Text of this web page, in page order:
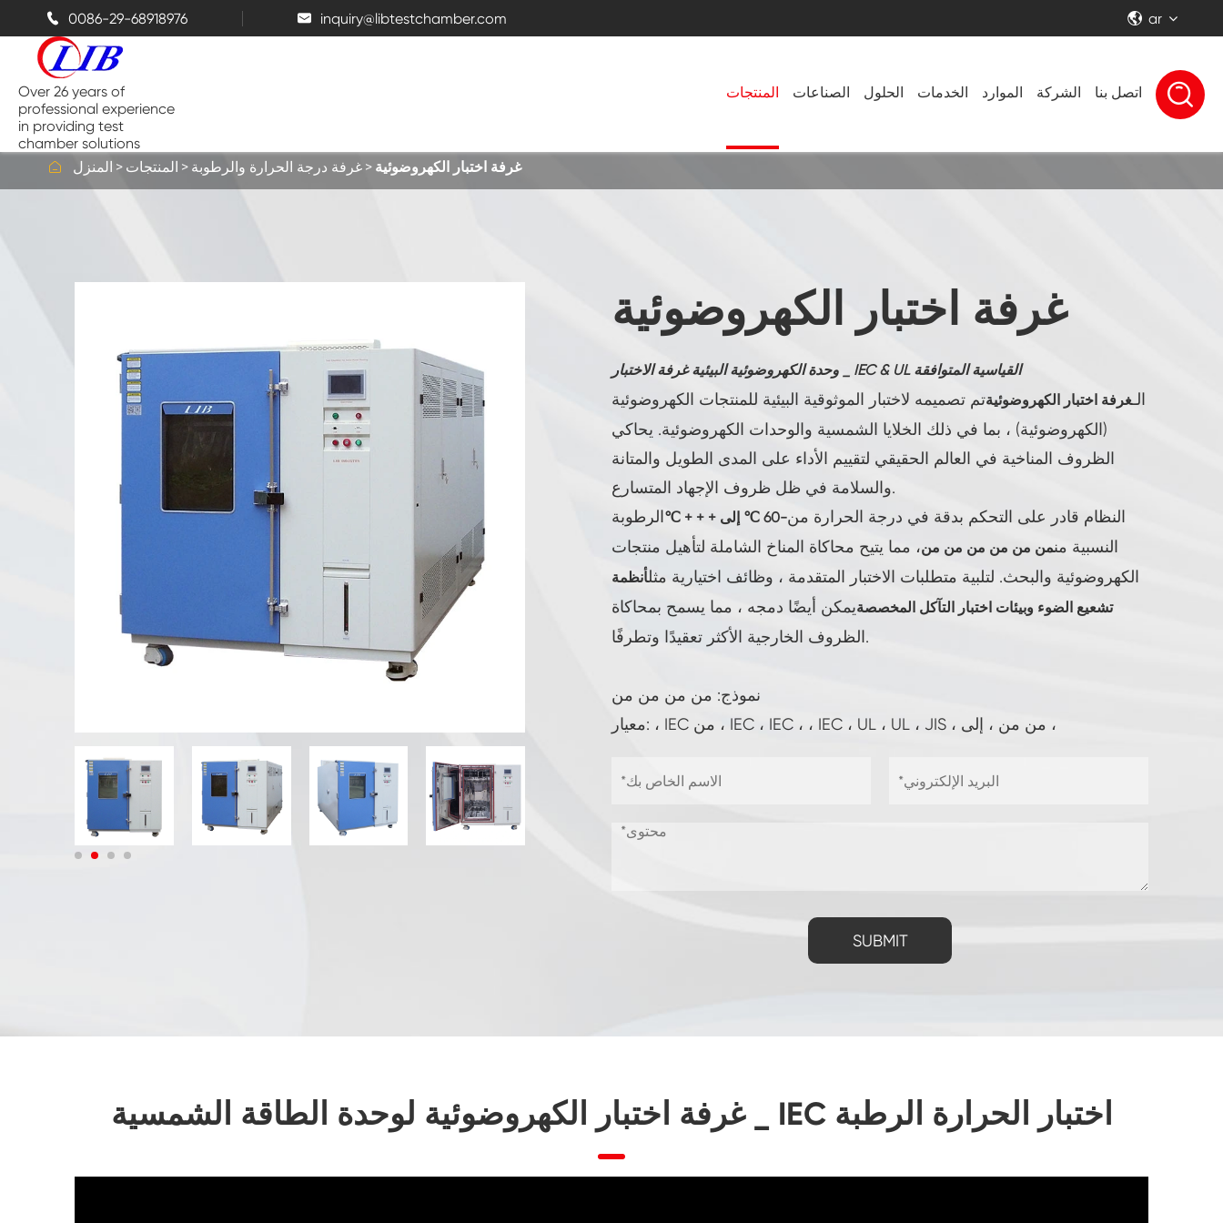
 0086-29-68918976  inquiry@libtestchamber.com  ar
Over 26 years of
professional experience
in providing test
chamber solutions
المنتجات
غرفة اختبار الفوق
غرف رش الملح
جهاز اختبار التجوية بالشمس
غرفة باردة ساخنة
غرفة الرطوبة بدرجة حرارة ثابتة
غرفة اختبار البطاريات
غرفة اختبار درجة حرارة عالية منخفضة
غرفة تبريد
غرفة التحكم في البيئة
غرفة اختبار المناخ ودرجة الحرارة
غرفة اختبار درجة الحرارة الباردة الساخنة
معدات اختبار رشاش وصدمات الماء ودرجة
بطارية مقاومة للانفجار غرفة هروب حرارية
غرفة اختبار المناخ ورذاذ الملح المجمعة
الصناعات الحلول الخدمات الموارد الشركة اتصل بنا 
 المنزل المنتجات غرفة درجة الحرارة والرطوبة غرفة اختبار الكهروضوئية
غرفة اختبار الكهروضوئية
وحدة الكهروضوئية البيئية غرفة الاختبار _ IEC & UL القياسية المتوافقة
الـغرفة اختبار الكهروضوئيةتم تصميمه لاختبار الموثوقية البيئية للمنتجات الكهروضوئية
(الكهروضوئية) ، بما في ذلك الخلايا الشمسية والوحدات الكهروضوئية. يحاكي
الظروف المناخية في العالم الحقيقي لتقييم الأداء على المدى الطويل والمتانة
والسلامة في ظل ظروف الإجهاد المتسارع.
النظام قادر على التحكم بدقة في درجة الحرارة من-60 ℃ إلى + + + ℃
الرطوبة
النسبية منمن من من من من من، مما يتيح محاكاة المناخ الشاملة لتأهيل منتجات
الكهروضوئية والبحث. لتلبية متطلبات الاختبار المتقدمة ، وظائف اختيارية مثلأنظمة
تشعيع الضوء وبيئات اختبار التآكل المخصصةيمكن أيضًا دمجه ، مما يسمح بمحاكاة
الظروف الخارجية الأكثر تعقيدًا وتطرفًا.
نموذج: من من من من
معيار: ، IEC من ، IEC ، IEC ، ، IEC ، UL ، UL ، JIS ، من من ، إلى ،
SUBMIT
غرفة اختبار الكهروضوئية لوحدة الطاقة الشمسية _ IEC اختبار الحرارة الرطبة